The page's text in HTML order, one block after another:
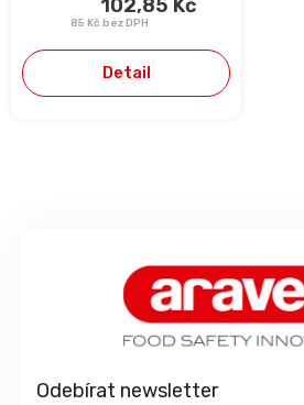
85 Kč bez DPH
102,85 Kč
Detail
Odebírat newsletter